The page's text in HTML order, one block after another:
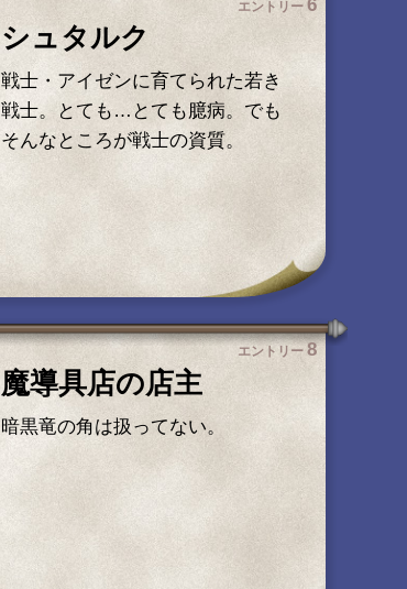
エントリー 6
シュタルク
戦士・アイゼンに育てられた若き
戦士。とても…とても臆病。でも
そんなところが戦士の資質。
エントリー 8
魔導具店の店主
暗黒竜の角は扱ってない。